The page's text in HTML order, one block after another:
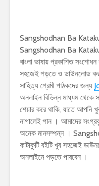
Sangshodhan Ba Katakuti
Sangshodhan Ba
বাংলা ভাষায় প্রকাশিত
সহজেই পড়তে ও ডাউনলোড
সাহিত্য প্রেমী পাঠকদের জন্য
অনলাইন বিভিন্ন মাধ্যম থেকে
শেয়ার করে থাকি, যাতে আপনি
নাগালেই পান । আমাদের
অনেক মানসম্পন্ন ।
কাটাকুটি বইটি খুব সহজেই
অনলাইনে পড়তে পারবেন ।